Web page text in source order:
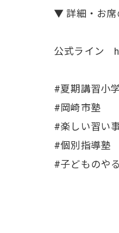
▼ 詳細・お席
公式ライン
#夏期講習小
#岡崎市塾
#楽しい習い
#個別指導塾
#子どものや